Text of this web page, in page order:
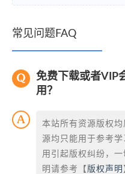
常见问题FAQ
免费下载或者VIP
用？
本站所有资源版权
源均只能用于参考
用引起版权纠纷，
明请参考【 版权声明